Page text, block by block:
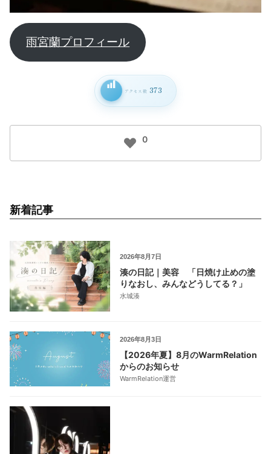
雨宮蘭プロフィール
アクセス数 373
0
新着記事
2026年8月7日
湊の日記｜美容 「日焼け止めの塗
りなおし、みんなどうしてる？」
水城湊
2026年8月3日
【2026年夏】8月のWarmRelation
からのお知らせ
WarmRelation運営